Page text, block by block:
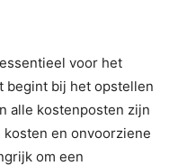
voor het
begint bij het opstellen
alle kostenposten zijn
en onvoorziene
om een